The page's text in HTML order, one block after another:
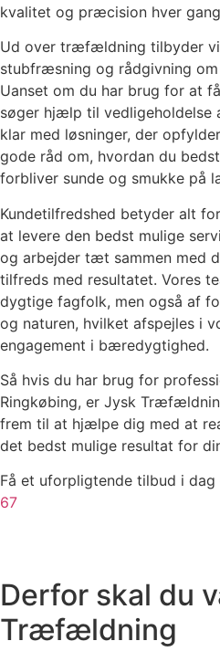
kvalitet og præcision hver
Ud over træfældning tilbyder
stubfræsning og rådgivning
Uanset om du har brug for at
søger hjælp til vedligeholdelse
klar med løsninger, der
gode råd om, hvordan du
forbliver sunde og smukke på
Kundetilfredshed betyder alt
at levere den bedst mulige
og arbejder tæt sammen med
tilfreds med resultatet. Vores
dygtige fagfolk, men også af
og naturen, hvilket afspejles i
engagement i bæredygtighed.
Så hvis du har brug for
Ringkøbing, er Jysk
frem til at hjælpe dig med at
det bedst mulige resultat for
Få et uforpligtende tilbud i dag
67
Derfor skal du
Træfældning